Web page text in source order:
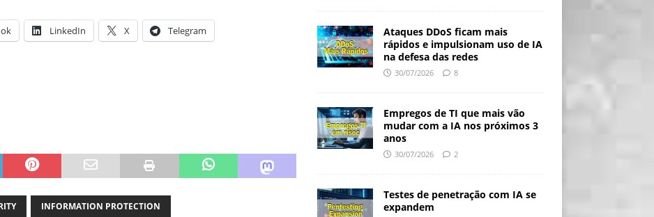
LinkedIn X Telegram
INFORMATION PROTECTION
Ataques DDoS ficam mais
rápidos e impulsionam uso de IA
na defesa das redes
30/07/2026 8
Empregos de TI que mais vão
mudar com a IA nos próximos 3
anos
30/07/2026 2
Testes de penetração com IA se
expandem